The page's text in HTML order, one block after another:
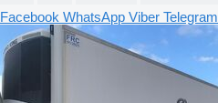
Facebook WhatsApp Viber Telegram